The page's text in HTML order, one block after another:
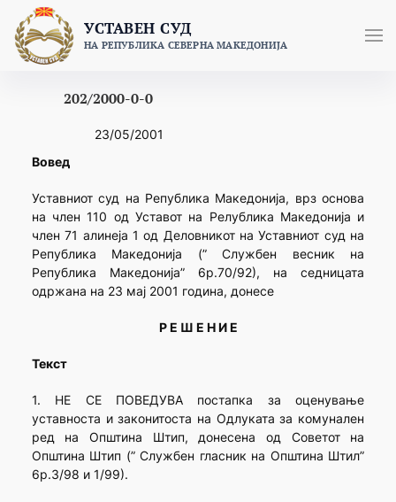
content
УСТАВЕН СУД
НА РЕПУБЛИКА СЕВЕРНА МАКЕДОНИЈА
202/2000-0-0
23/05/2001
Вовед
Уставниот суд на Република Македонија, врз основа
на член 110 од Уставот на Релублика Македонија и
член 71 алинеја 1 од Деловникот на Уставниот суд на
Република Македонија (” Службен весник на
Република Македонија” 6р.70/92), на седницата
одржана на 23 мај 2001 година, донесе
Р Е Ш Е Н И Е
Текст
1. НЕ СЕ ПОВЕДУВА постапка за оценување
уставноста и законитоста на Одлуката за комунален
ред на Општина Штип, донесена од Советот на
Општина Штип (” Службен гласник на Општина Штил”
6р.З/98 и 1/99).